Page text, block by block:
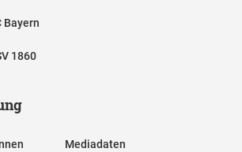
Bayern
1860
Mediadaten